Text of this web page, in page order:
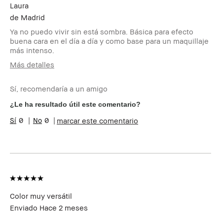
Laura
de Madrid
Ya no puedo vivir sin está sombra. Básica para efecto
buena cara en el día a día y como base para un maquillaje
más intenso.
Más detalles
Tipo de piel
Normal
Preocupaciones de la
Acné, Envejecimiento
Beneficios del
Favorecedor y Natural, Fácil
reseña?
Brown Club
Sí, recomendaría a un amigo
¿Le ha resultado útil este comentario?
0 0 marcar este comentario
Color muy versátil
Enviado Hace 2 meses